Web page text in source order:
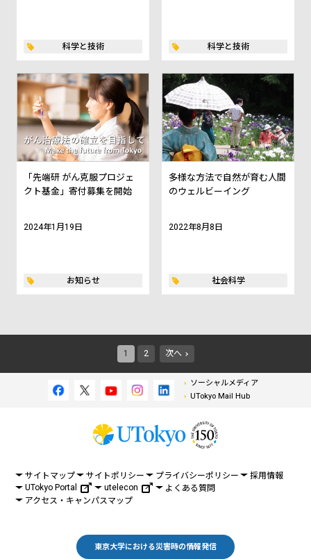
科学と技術 科学と技術
「先端研 がん克服プロジェ
クト基金」寄付募集を開始​
2024年1月19日
お知らせ
多様な方法で自然が育む人間
のウェルビーイング
2022年8月8日
社会科学
1 2 次へ
ソーシャルメディア
UTokyo Mail Hub
サイトマップ サイトポリシー プライバシーポリシー
採用情報
UTokyo Portal
utelecon
よくある質問
アクセス・キャンパスマップ
東京大学における災害時の情報発信